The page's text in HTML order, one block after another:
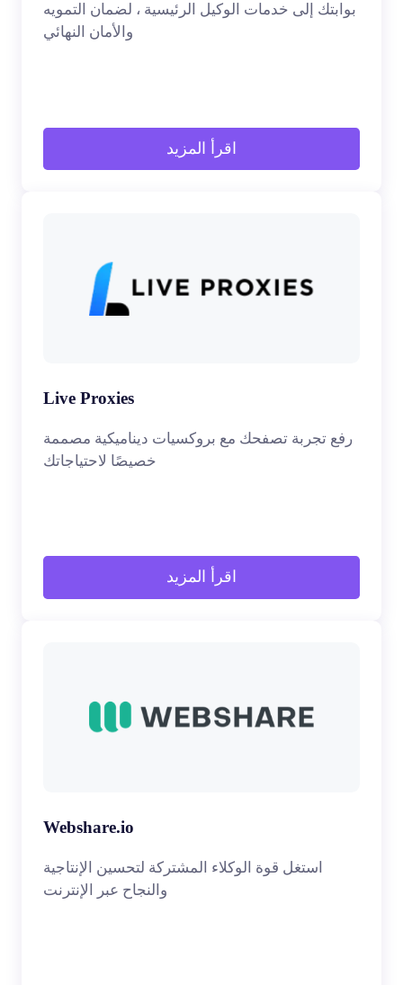
بوابتك إلى خدمات الوكيل الرئيسية ، لضمان التمويه
والأمان النهائي
اقرأ المزيد
Live Proxies
رفع تجربة تصفحك مع بروكسيات ديناميكية مصممة
خصيصًا لاحتياجاتك
اقرأ المزيد
Webshare.io
استغل قوة الوكلاء المشتركة لتحسين الإنتاجية
والنجاح عبر الإنترنت